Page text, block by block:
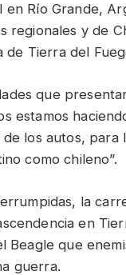
Río Grande,
regionales y de
de Tierra del
que
estamos
los autos, para
como chileno”.
la
en
Beagle que
guerra.